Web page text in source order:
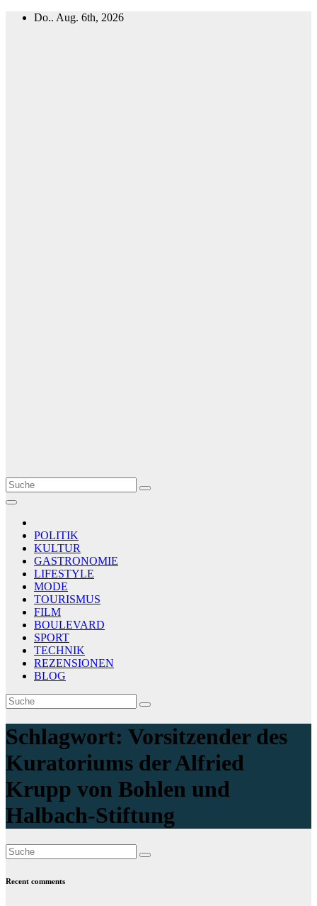
Zum
Do.. Aug. 6th, 2026
Le Matin
AGENCE DE PRESSE
POLITIK
KULTUR
GASTRONOMIE
LIFESTYLE
MODE
TOURISMUS
FILM
BOULEVARD
SPORT
TECHNIK
REZENSIONEN
BLOG
Schlagwort: Vorsitzender des
Kuratoriums der Alfried
Krupp von Bohlen und
Halbach-Stiftung
Recent comments